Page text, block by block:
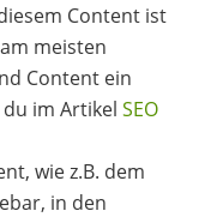
Content ist
meisten
Content ein
im Artikel SEO
wie z.B. dem
in den